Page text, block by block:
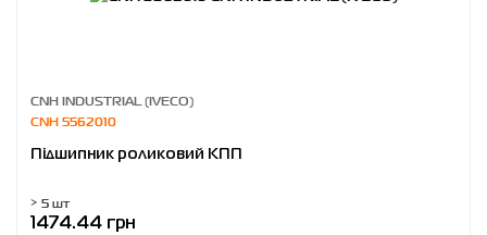
CNH INDUSTRIAL (IVECO)
CNH 5562010
Підшипник роликовий КПП
> 5 шт
1474.44 грн